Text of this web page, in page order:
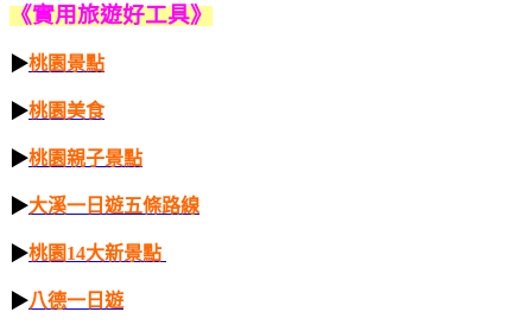
《實用旅遊好工具》
▶桃園景點
▶桃園美食
▶桃園親子景點
▶大溪一日遊五條路線
▶桃園14大新景點
▶八德一日遊